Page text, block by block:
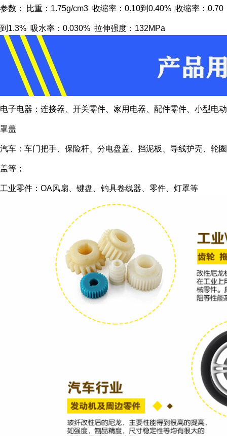
参数： 比重：1.75g/cm3 收缩率：0.10到0.40% 收缩率：0.70
到1.3% 吸水率：0.030% 拉伸强度：132MPa
电子电器：连接器、开关零件、家用电器、配件零件、小型电动
罩盖
汽车：车门把手、保险杆、分电盘盖、挡泥板、导线护壳、轮圈
盖等；
工业零件：OA风扇、键盘、钓具卷线器、零件、灯罩等